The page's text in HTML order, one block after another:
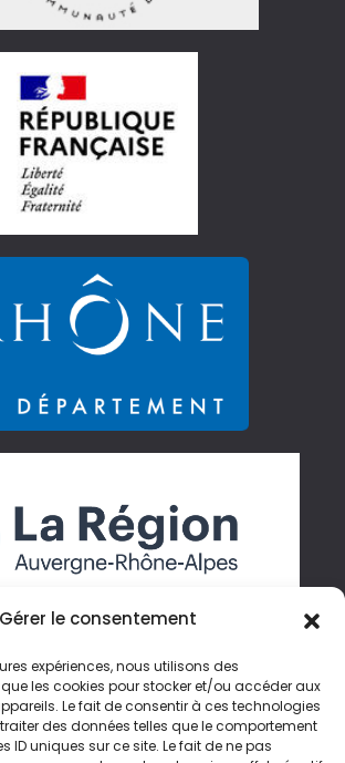
Gérer le consentement
expériences, nous utilisons des
les cookies pour stocker et/ou accéder aux
Le fait de consentir à ces technologies
des données telles que le comportement
ID uniques sur ce site. Le fait de ne pas